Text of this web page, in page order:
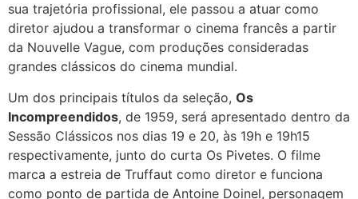
sua trajetória profissional, ele passou a atuar como
diretor ajudou a transformar o cinema francês a partir
da Nouvelle Vague, com produções consideradas
grandes clássicos do cinema mundial.
Um dos principais títulos da seleção, Os
Incompreendidos, de 1959, será apresentado dentro da
Sessão Clássicos nos dias 19 e 20, às 19h e 19h15
respectivamente, junto do curta Os Pivetes. O filme
marca a estreia de Truffaut como diretor e funciona
como ponto de partida de Antoine Doinel, personagem